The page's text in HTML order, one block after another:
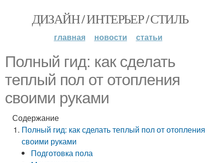
ДИЗАЙН / ИНТЕРЬЕР / СТИЛЬ
главная новости статьи
Полный гид: как сделать
теплый пол от отопления
своими руками
Содержание
Полный гид: как сделать теплый пол от отопления
своими руками
Подготовка пола